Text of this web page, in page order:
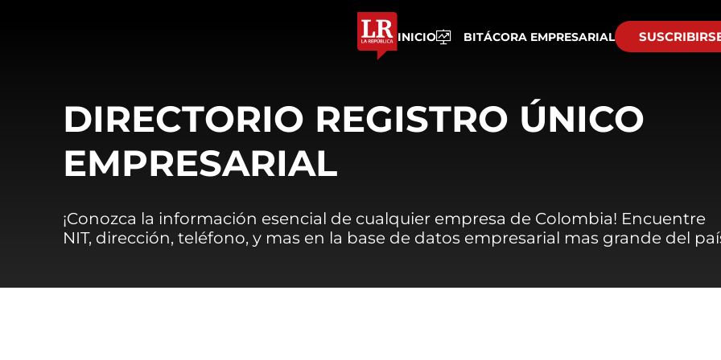
INICIO BITÁCORA EMPRESARIAL
DIRECTORIO REGISTRO ÚNICO
EMPRESARIAL
¡Conozca la información esencial de cualquier empresa de Colombia! Encuentre
NIT, dirección, teléfono, y mas en la base de datos empresarial mas grande del